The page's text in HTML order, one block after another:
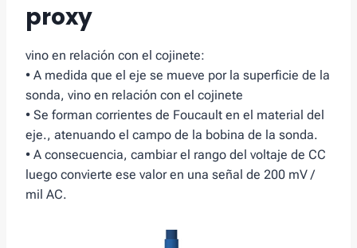
proxy
vino en relación con el cojinete:
• A medida que el eje se mueve por la superficie de la
sonda, vino en relación con el cojinete
• Se forman corrientes de Foucault en el material del
eje., atenuando el campo de la bobina de la sonda.
• A consecuencia, cambiar el rango del voltaje de CC
luego convierte ese valor en una señal de 200 mV /
mil AC.